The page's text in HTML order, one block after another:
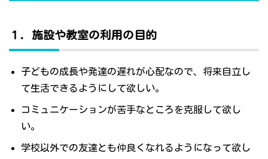
１．施設や教室の利用の目的
子どもの成長や発達の遅れが心配なので、将来自立し
て生活できるようにして欲しい。
コミュニケーションが苦手なところを克服して欲し
い。
学校以外での友達とも仲良くなれるようになって欲し